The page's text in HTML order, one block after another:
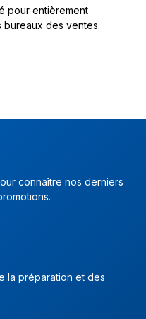
pour entièrement
bureaux des ventes.
connaître nos derniers
la préparation et des